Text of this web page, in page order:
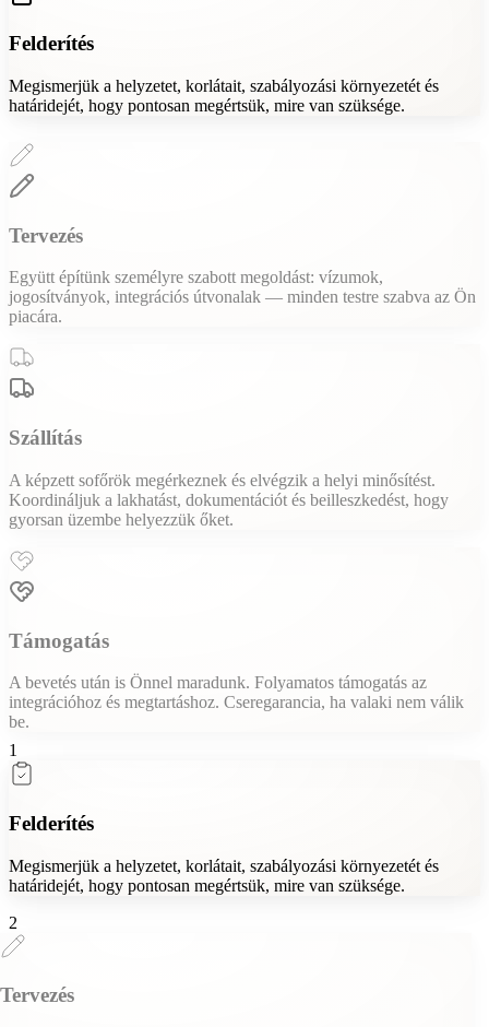
Felderítés
Megismerjük a helyzetet, korlátait, szabályozási környezetét és
határidejét, hogy pontosan megértsük, mire van szüksége.
Tervezés
Együtt építünk személyre szabott megoldást: vízumok,
jogosítványok, integrációs útvonalak — minden testre szabva az Ön
piacára.
Szállítás
A képzett sofőrök megérkeznek és elvégzik a helyi minősítést.
Koordináljuk a lakhatást, dokumentációt és beilleszkedést, hogy
gyorsan üzembe helyezzük őket.
Támogatás
A bevetés után is Önnel maradunk. Folyamatos támogatás az
integrációhoz és megtartáshoz. Cseregarancia, ha valaki nem válik
be.
1
Felderítés
Megismerjük a helyzetet, korlátait, szabályozási környezetét és
határidejét, hogy pontosan megértsük, mire van szüksége.
2
Tervezés